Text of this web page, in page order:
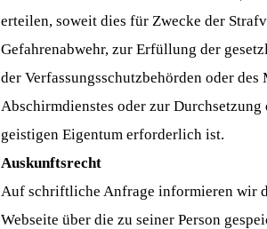
erteilen, soweit dies für Zwecke der
Gefahrenabwehr, zur Erfüllung der
der Verfassungsschutzbehörden oder
Abschirmdienstes oder zur Durchsetzung
geistigen Eigentum erforderlich ist.
Auskunftsrecht
Auf schriftliche Anfrage informieren wir
Webseite über die zu seiner Person